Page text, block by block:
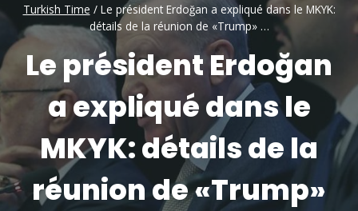
Turkish Time / Le président Erdoğan a expliqué dans le MKYK:
détails de la réunion de «Trump» …
Le président Erdoğan
a expliqué dans le
MKYK: détails de la
réunion de «Trump»